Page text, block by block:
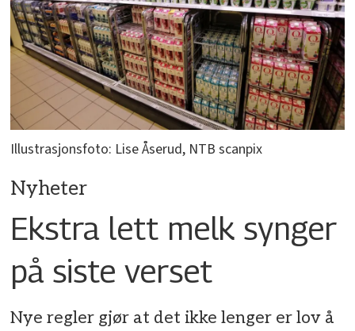
Illustrasjonsfoto: Lise Åserud, NTB scanpix
Nyheter
Ekstra lett melk synger
på siste verset
Nye regler gjør at det ikke lenger er lov å